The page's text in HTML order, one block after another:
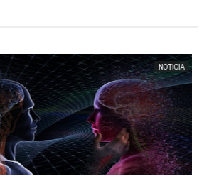
MAY 22, 2025
NOTICIA